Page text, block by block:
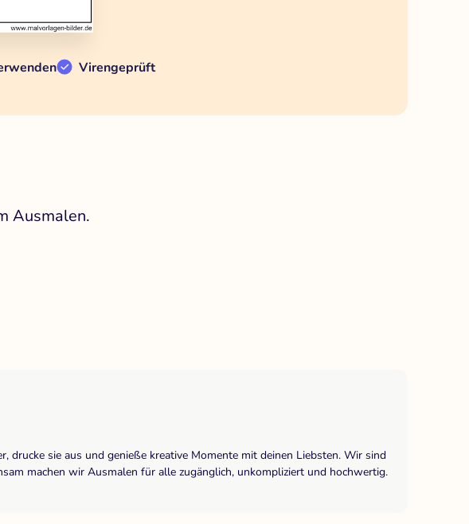
Virengeprüft
Ausmalen.
drucke sie aus und genieße kreative Momente mit deinen Liebsten. Wir sind
machen wir Ausmalen für alle zugänglich, unkompliziert und hochwertig.